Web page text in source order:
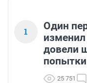
1
Один
довели
25 751